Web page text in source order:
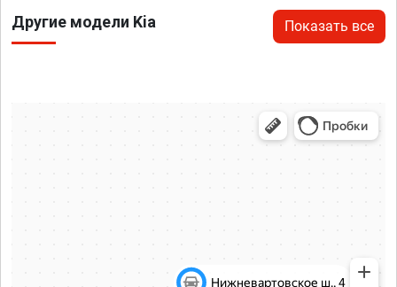
Другие модели Kia Показать все